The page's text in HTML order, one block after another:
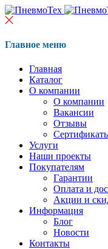
Главное меню
Главная
Каталог
О компании
О компании
Вакансии
Отзывы
Услуги
Наши проекты
Покупателям
Гарантии
Оплата и
Акции и
Информация
Блог
Новости
Контакты